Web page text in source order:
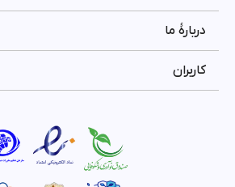
دربارۀ ما
کاربران